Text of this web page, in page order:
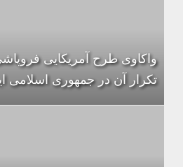
واکاوی طرح آمریکایی
تکرار آن در جمهوری اسلامی